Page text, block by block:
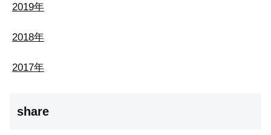
2019年
2018年
2017年
share